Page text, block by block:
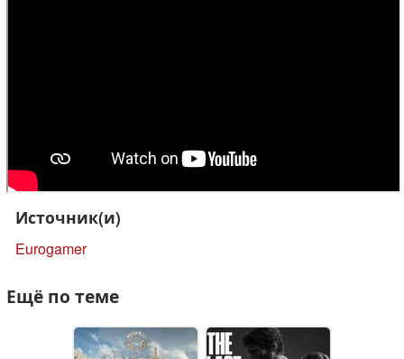
Источник(и)
Eurogamer
Ещё по теме